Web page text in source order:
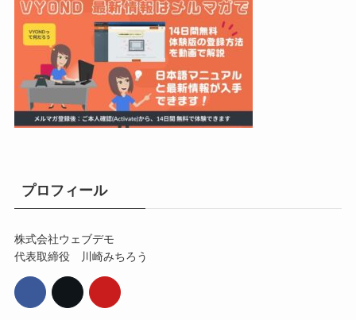
プロフィール
株式会社ウェブデモ
代表取締役 川崎みちろう